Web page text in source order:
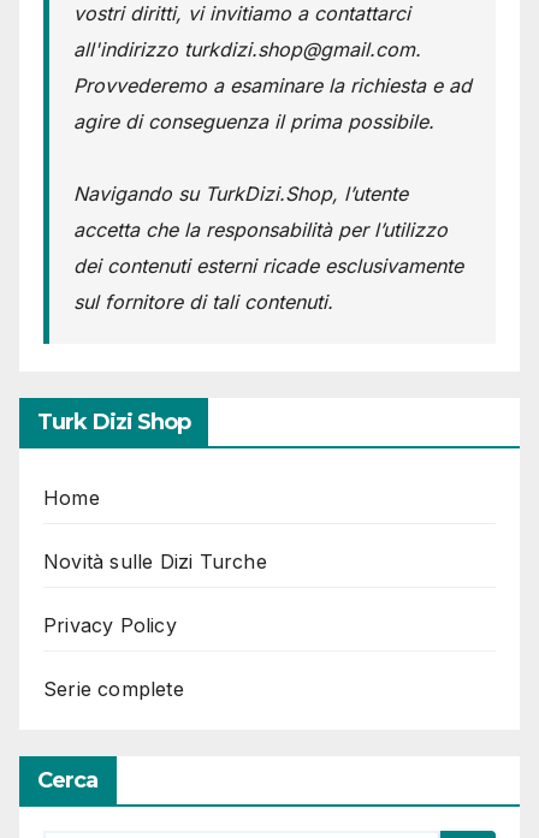
vostri diritti, vi invitiamo a contattarci
all'indirizzo turkdizi.shop@gmail.com.
Provvederemo a esaminare la richiesta e ad
agire di conseguenza il prima possibile.
Navigando su TurkDizi.Shop, l’utente
accetta che la responsabilità per l’utilizzo
dei contenuti esterni ricade esclusivamente
sul fornitore di tali contenuti.
Turk Dizi Shop
Home
Novità sulle Dizi Turche
Privacy Policy
Serie complete
Cerca